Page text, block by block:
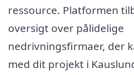
ressource. Platformen
oversigt over pålidelige
nedrivningsfirmaer, der
med dit projekt i